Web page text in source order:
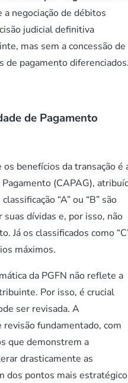
a negociação de débitos
judicial definitiva
mas sem a concessão de
de pagamento
de Pagamento
benefícios da transação é
(CAPAG),
“A” ou “B” são
suas dívidas e, por isso, não
Já os classificados como
máximos.
da PGFN não reflete a
Por isso, é crucial
ser revisada. A
fundamentado, com
que demonstrem a
drasticamente as
dos pontos mais